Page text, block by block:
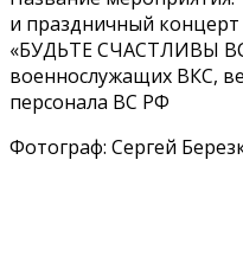
и праздничный концерт
«БУДЬТЕ СЧАСТЛИВЫ
военнослужащих ВКС,
персонала ВС РФ
Фотограф: Сергей